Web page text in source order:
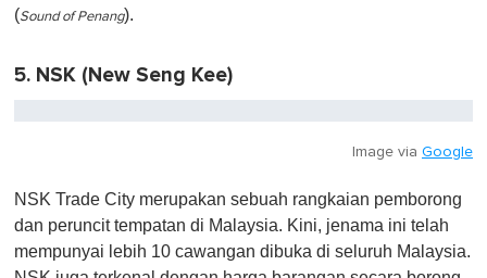
(Sound of Penang).
5. NSK (New Seng Kee)
Image via Google
NSK Trade City merupakan sebuah rangkaian pemborong
dan peruncit tempatan di Malaysia. Kini, jenama ini telah
mempunyai lebih 10 cawangan dibuka di seluruh Malaysia.